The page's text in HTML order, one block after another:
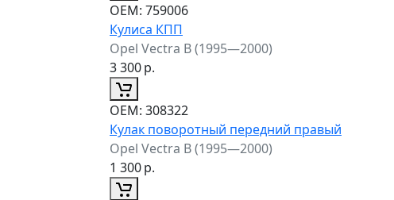
ОЕМ: 759006
Кулиса КПП
Opel Vectra B (1995—2000)
3 300р.
ОЕМ: 308322
Кулак поворотный передний правый
Opel Vectra B (1995—2000)
1 300р.